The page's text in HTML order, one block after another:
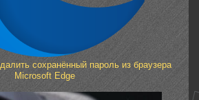
сохранённый пароль из браузера
Microsoft Edge